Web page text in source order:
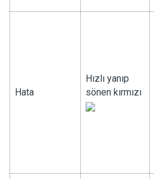
Hata
Hızlı yanıp
sönen kırmızı